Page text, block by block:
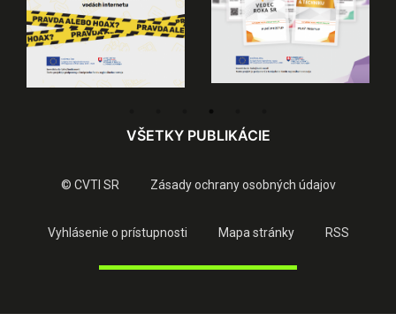
VŠETKY PUBLIKÁCIE
© CVTI SR Zásady ochrany osobných údajov
Vyhlásenie o prístupnosti Mapa stránky RSS